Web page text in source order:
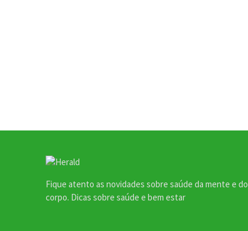
Fique atento as novidades sobre saúde da mente e do
corpo. Dicas sobre saúde e bem estar